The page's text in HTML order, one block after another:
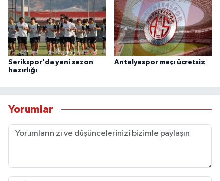
Serikspor'da yeni sezon
hazırlığı
Antalyaspor maçı ücretsiz
Yorumlar